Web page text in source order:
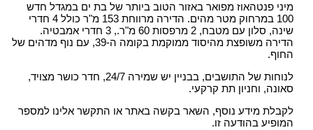
מיני פנטהאוז מפואר באזור הטוב ביותר של בת ים במגדל חדש
100 במרחוק מטר מהים. הדירה מרווחת 153 מ"ר כולל 4 חדרי
שינה, סלון עם מטבח, 2 מרפסות 60 מ"ר., 3 חדרי אמבטיה.
הדירה משופצת מהיסוד ממוקמת בקומה ה-39, עם נוף מדהים של
החוף.
לנוחות של התושבים, בבניין יש שמירה 24/7, חדר כושר מצויד,
סאונה, וחניון תת קרקעי.
לקבלת מידע נוסף, השאר בקשה באתר או התקשר אלינו למספר
המופיע בהודעה זו.